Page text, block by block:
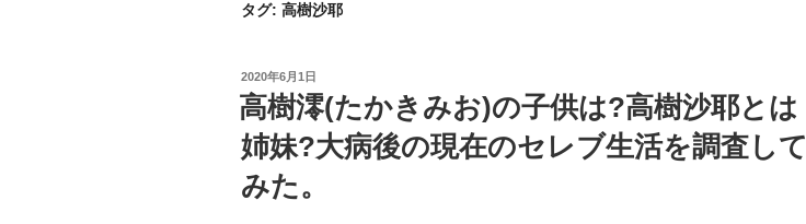
タグ: 高樹沙耶
投
稿
日:
2020年6月1日
高樹澪(たかきみお)の子供は?高樹沙耶とは
姉妹?大病後の現在のセレブ生活を調査して
みた。